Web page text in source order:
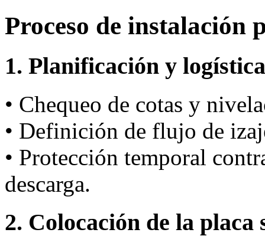
Proceso de instalación
1. Planificación y
• Chequeo de cotas y
• Definición de flujo de
• Protección temporal
descarga.
2. Colocación de la placa